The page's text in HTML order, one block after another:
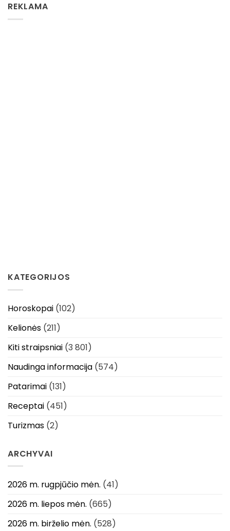
REKLAMA
KATEGORIJOS
Horoskopai (102)
Kelionės (211)
Kiti straipsniai (3 801)
Naudinga informacija (574)
Patarimai (131)
Receptai (451)
Turizmas (2)
ARCHYVAI
2026 m. rugpjūčio mėn. (41)
2026 m. liepos mėn. (665)
2026 m. birželio mėn. (528)